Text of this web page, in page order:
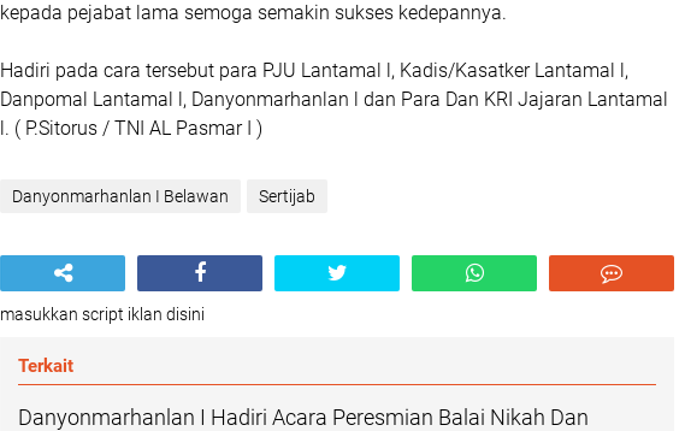
kepada pejabat lama semoga semakin sukses kedepannya.
Hadiri pada cara tersebut para PJU Lantamal l, Kadis/Kasatker Lantamal l,
Danpomal Lantamal l, Danyonmarhanlan l dan Para Dan KRI Jajaran Lantamal
l. ( P.Sitorus / TNI AL Pasmar I )
Danyonmarhanlan I Belawan Sertijab
masukkan script iklan disini
Terkait
Danyonmarhanlan I Hadiri Acara Peresmian Balai Nikah Dan